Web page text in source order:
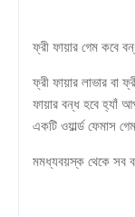
ফ্রী ফায়ার গেম কবে
ফ্রী ফায়ার লাভার বা
ফায়ার বন্ধ হবে হ্যাঁ
একটি ওয়ার্ল্ড ফেমাস
মমধ্যবয়স্ক থেকে সব